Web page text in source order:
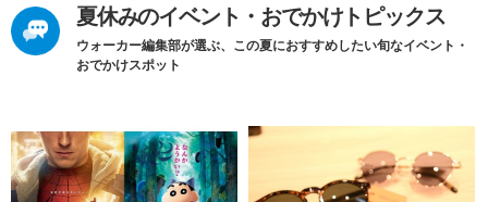
夏休みのイベント・おでかけトピックス
ウォーカー編集部が選ぶ、この夏におすすめしたい旬なイベント・
おでかけスポット